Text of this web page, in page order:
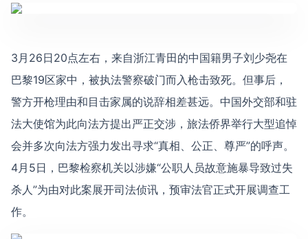
3月26日20点左右，来自浙江青田的中国籍男子刘少尧在
巴黎19区家中，被执法警察破门而入枪击致死。但事后，
警方开枪理由和目击家属的说辞相差甚远。中国外交部和驻
法大使馆为此向法方提出严正交涉，旅法侨界举行大型追悼
会并多次向法方强力发出寻求“真相、公正、尊严”的呼声。
4月5日，巴黎检察机关以涉嫌“公职人员故意施暴导致过失
杀人”为由对此案展开司法侦讯，预审法官正式开展调查工
作。